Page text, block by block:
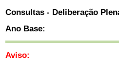
Consultas - Deliberação
Ano Base:
Aviso: